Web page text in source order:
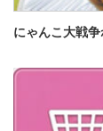
にゃんこ大戦